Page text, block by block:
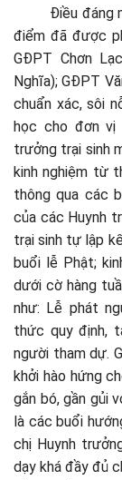
Điều đáng
điểm đã được
GĐPT Chơn
Nghĩa); GĐPT
chuẩn xác, sôi
học cho đơn vị
trưởng trại sinh
kinh nghiệm từ
thông qua các
của các Huynh
trại sinh tự lập
buổi lễ Phật;
dưới cờ hàng
như: Lễ phát
thức quy định,
người tham dự.
khởi hào hứng
gắn bó, gần gủi
là các buổi
chị Huynh
dạy khá đầy đủ